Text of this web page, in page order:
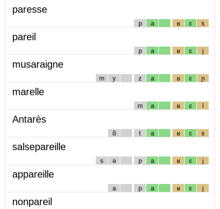
paresse
p a ʁ ɛ s
pareil
p a ʁ ɛ j
musaraigne
m y z a ʁ ɛ ɲ
marelle
m a ʁ ɛ l
Antarès
ɑ̃ t a ʁ ɛ s
salsepareille
s ə p a ʁ ɛ j
appareille
a p a ʁ ɛ j
nonpareil